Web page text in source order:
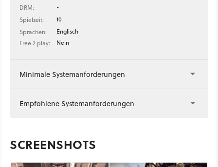
DRM:
-
Spielzeit:
10
Sprachen:
Englisch
Free 2 play:
Nein
Minimale Systemanforderungen
Empfohlene Systemanforderungen
SCREENSHOTS